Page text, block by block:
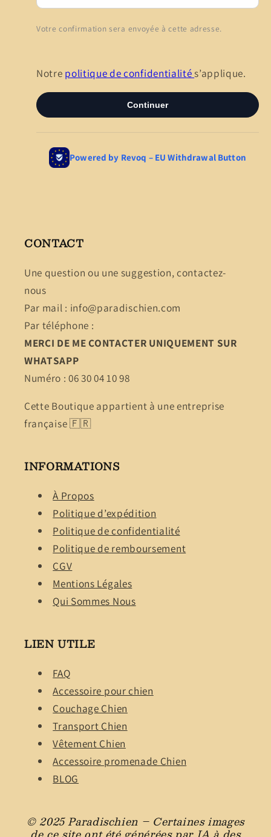
CONTACT
Une question ou une suggestion, contactez-
nous
Par mail : info@paradischien.com
Par téléphone :
MERCI DE ME CONTACTER UNIQUEMENT SUR
WHATSAPP
Numéro : 06 30 04 10 98
Cette Boutique appartient à une entreprise
française 🇫🇷
INFORMATIONS
À Propos
Politique d’expédition
Politique de confidentialité
Politique de remboursement
CGV
Mentions Légales
Qui Sommes Nous
LIEN UTILE
FAQ
Accessoire pour chien
Couchage Chien
Transport Chien
Vêtement Chien
Accessoire promenade Chien
BLOG
© 2025 Paradischien – Certaines images